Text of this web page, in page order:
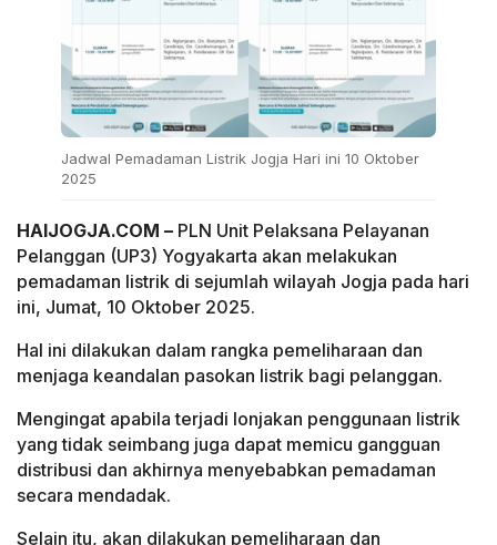
Jadwal Pemadaman Listrik Jogja Hari ini 10 Oktober
2025
HAIJOGJA.COM – PLN Unit Pelaksana Pelayanan
Pelanggan (UP3) Yogyakarta akan melakukan
pemadaman listrik di sejumlah wilayah Jogja pada hari
ini, Jumat, 10 Oktober 2025.
Hal ini dilakukan dalam rangka pemeliharaan dan
menjaga keandalan pasokan listrik bagi pelanggan.
Mengingat apabila terjadi lonjakan penggunaan listrik
yang tidak seimbang juga dapat memicu gangguan
distribusi dan akhirnya menyebabkan pemadaman
secara mendadak.
Selain itu, akan dilakukan pemeliharaan dan